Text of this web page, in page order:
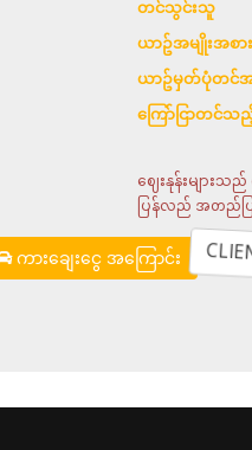
တင်သွင်းသူ
ယာဥ်အမျိုးအစား
ယာဥ်မှတ်ပုံတင်
ကြော်ငြာတင်သ
ဈေးနုန်းများ
ပြန်လည် အတည်ပ
ကားချေးငွေ အကြောင်း